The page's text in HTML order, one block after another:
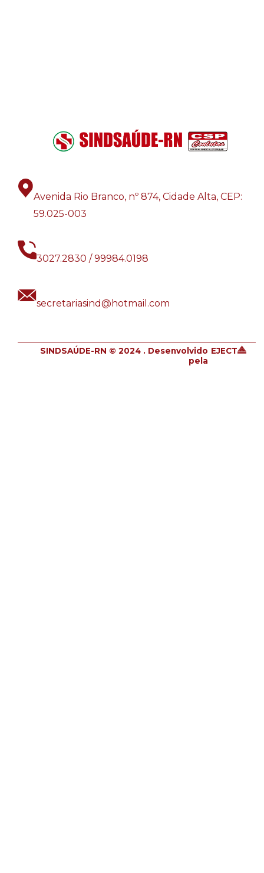
Avenida Rio Branco, nº 874, Cidade Alta, CEP:
59.025-003
3027.2830 / 99984.0198
secretariasind@hotmail.com
SINDSAÚDE-RN © 2024 . Desenvolvido
pela
EJECT